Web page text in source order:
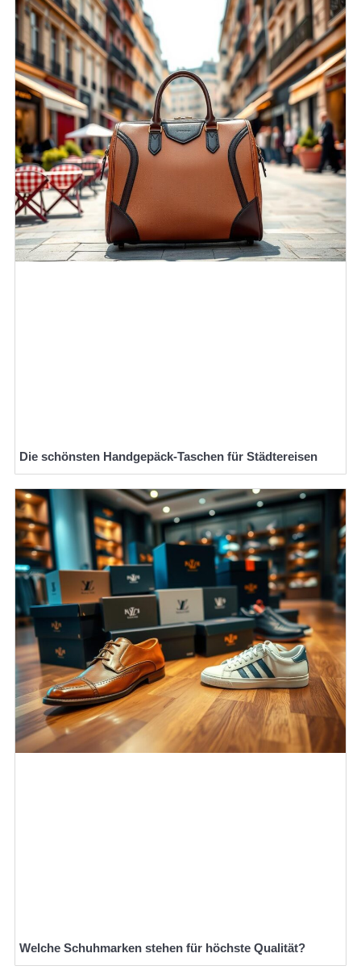
Die schönsten Handgepäck-Taschen für Städtereisen
Welche Schuhmarken stehen für höchste Qualität?